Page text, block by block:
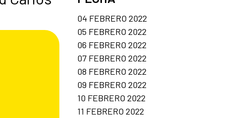
04 FEBRERO 2022
05 FEBRERO 2022
06 FEBRERO 2022
07 FEBRERO 2022
08 FEBRERO 2022
09 FEBRERO 2022
10 FEBRERO 2022
11 FEBRERO 2022